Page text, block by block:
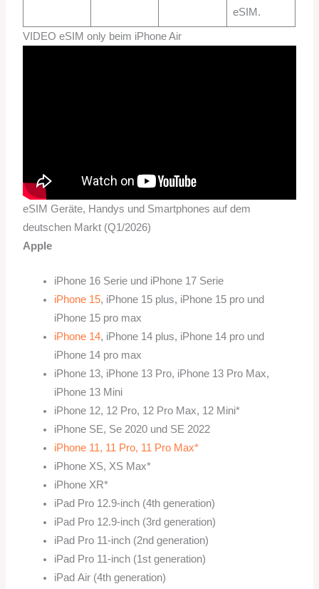
eSIM.
VIDEO eSIM only beim iPhone Air
eSIM Geräte, Handys und Smartphones auf dem
deutschen Markt (Q1/2026)
Apple
iPhone 16 Serie und iPhone 17 Serie
iPhone 15, iPhone 15 plus, iPhone 15 pro und
iPhone 15 pro max
iPhone 14, iPhone 14 plus, iPhone 14 pro und
iPhone 14 pro max
iPhone 13, iPhone 13 Pro, iPhone 13 Pro Max,
iPhone 13 Mini
iPhone 12, 12 Pro, 12 Pro Max, 12 Mini*
iPhone SE, Se 2020 und SE 2022
iPhone 11, 11 Pro, 11 Pro Max*
iPhone XS, XS Max*
iPhone XR*
iPad Pro 12.9‑inch (4th generation)
iPad Pro 12.9‑inch (3rd generation)
iPad Pro 11‑inch (2nd generation)
iPad Pro 11‑inch (1st generation)
iPad Air (4th generation)